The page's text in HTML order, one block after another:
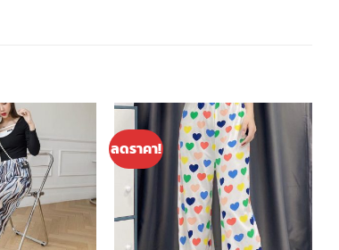
Add to
wishlist
ลดราคา!